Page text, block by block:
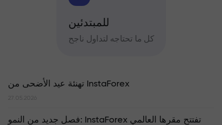
للمبتدئين
كل ما تحتاجه لتداول ناجح
تهنئة عيد الأضحى من InstaForex
27.05.2026
​فصل جديد من النمو: InstaForex تفتتح مقرها العالمي